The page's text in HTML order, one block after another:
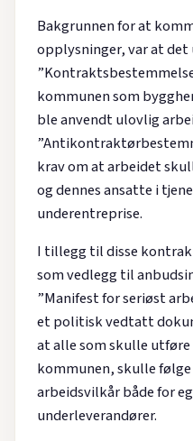
Bakgrunnen for at
opplysninger, var at det
kommunen som
ble anvendt ulovlig
krav om at arbeidet
og dennes ansatte i
underentreprise.
I tillegg til disse
som vedlegg til
”Manifest for seriøst
et politisk vedtatt
at alle som skulle
kommunen, skulle
arbeidsvilkår både for
underleverandører.